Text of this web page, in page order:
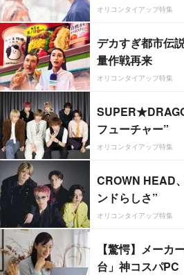
オリコンタイアップ特集
デカすぎ都市伝
量作戦再来
オリコンタイアップ特集
フューチャー”
オリコンタイアップ特集
CROWN HEAD
ンドらしさ”
オリコンタイアップ特集
【驚愕】メーカ
台」神コスパPC